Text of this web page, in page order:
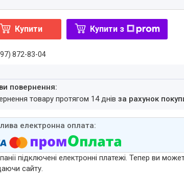
Купити Купити з
872-83-04
товару протягом 14 днівза рахунок
підключені електронні платежі. Тепер ви
сайту.